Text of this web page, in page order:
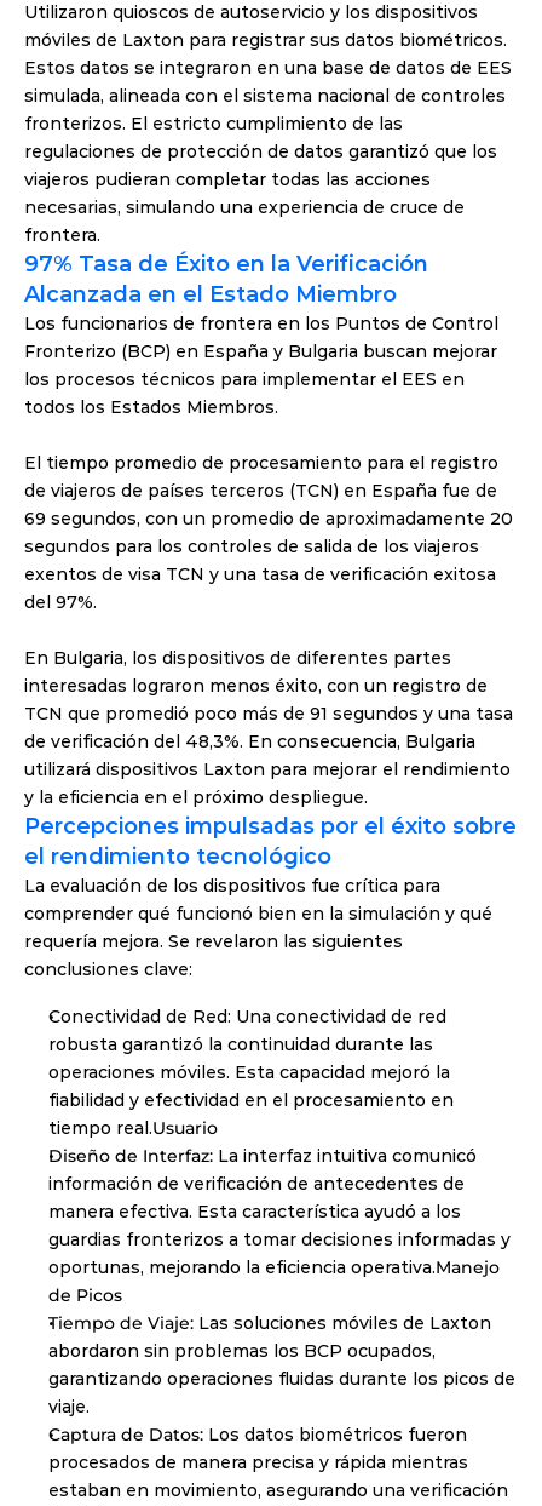
Utilizaron quioscos de autoservicio y los dispositivos
móviles de Laxton para registrar sus datos biométricos.
Estos datos se integraron en una base de datos de EES
simulada, alineada con el sistema nacional de controles
fronterizos. El estricto cumplimiento de las
regulaciones de protección de datos garantizó que los
viajeros pudieran completar todas las acciones
necesarias, simulando una experiencia de cruce de
frontera.
97% Tasa de Éxito en la Verificación
Alcanzada en el Estado Miembro
Los funcionarios de frontera en los Puntos de Control
Fronterizo (BCP) en España y Bulgaria buscan mejorar
los procesos técnicos para implementar el EES en
todos los Estados Miembros.
El tiempo promedio de procesamiento para el registro
de viajeros de países terceros (TCN) en España fue de
69 segundos, con un promedio de aproximadamente 20
segundos para los controles de salida de los viajeros
exentos de visa TCN y una tasa de verificación exitosa
del 97%.
En Bulgaria, los dispositivos de diferentes partes
interesadas lograron menos éxito, con un registro de
TCN que promedió poco más de 91 segundos y una tasa
de verificación del 48,3%. En consecuencia, Bulgaria
utilizará dispositivos Laxton para mejorar el rendimiento
y la eficiencia en el próximo despliegue.
Percepciones impulsadas por el éxito sobre
el rendimiento tecnológico
La evaluación de los dispositivos fue crítica para
comprender qué funcionó bien en la simulación y qué
requería mejora. Se revelaron las siguientes
conclusiones clave:
Conectividad de Red: Una conectividad de red
robusta garantizó la continuidad durante las
operaciones móviles. Esta capacidad mejoró la
fiabilidad y efectividad en el procesamiento en
tiempo real.Usuario
Diseño de Interfaz: La interfaz intuitiva comunicó
información de verificación de antecedentes de
manera efectiva. Esta característica ayudó a los
guardias fronterizos a tomar decisiones informadas y
oportunas, mejorando la eficiencia operativa.Manejo
de Picos
Tiempo de Viaje: Las soluciones móviles de Laxton
abordaron sin problemas los BCP ocupados,
garantizando operaciones fluidas durante los picos de
viaje.
Captura de Datos: Los datos biométricos fueron
procesados de manera precisa y rápida mientras
estaban en movimiento, asegurando una verificación